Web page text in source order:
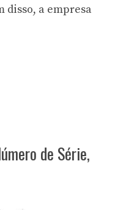
disso, a empresa
de Série,